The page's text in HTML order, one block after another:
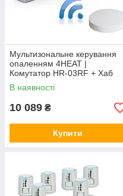
Мультизональне керування
опаленням 4HEAT |
Комутатор HR-03RF + Хаб
EGW01 + Сервопривод ATR
(4 шт.)
В наявності
10 089 ₴
Купити